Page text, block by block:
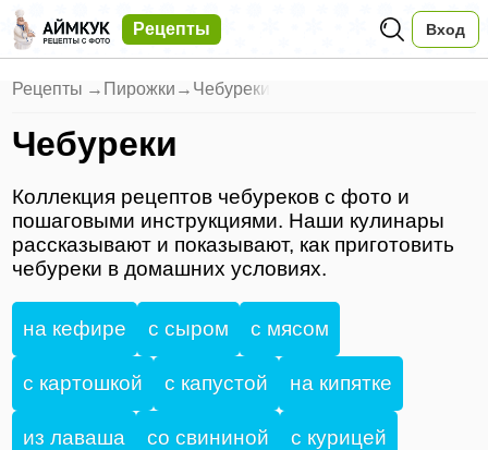
Рецепты Вход
Рецепты → Пирожки → Чебуреки
Чебуреки
Коллекция рецептов чебуреков с фото и
пошаговыми инструкциями. Наши кулинары
рассказывают и показывают, как приготовить
чебуреки в домашних условиях.
на кефире с сыром с мясом
с картошкой с капустой на кипятке
из лаваша со свининой с курицей